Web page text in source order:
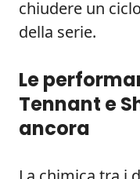
chiudere un
della serie.
Le
Tennant e
ancora